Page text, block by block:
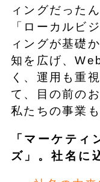
ィングだったん
「ローカルビ
ィングが基礎
知を広げ、
く、運用も重
て、目の前の
私たちの事業
「マーケティ
ズ」。社名に